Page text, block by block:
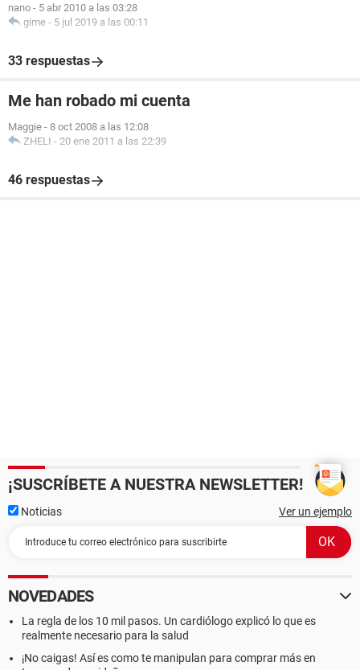
nano - 5 abr 2010 a las 03:28
gime - 5 jul 2019 a las 00:11
33 respuestas
Me han robado mi cuenta
Maggie - 8 oct 2008 a las 12:08
ZHELI - 20 ene 2011 a las 22:39
46 respuestas
¡SUSCRÍBETE A NUESTRA NEWSLETTER!
Noticias Ver un ejemplo
NOVEDADES
La regla de los 10 mil pasos. Un cardiólogo explicó lo que es
realmente necesario para la salud
¡No caigas! Así es como te manipulan para comprar más en